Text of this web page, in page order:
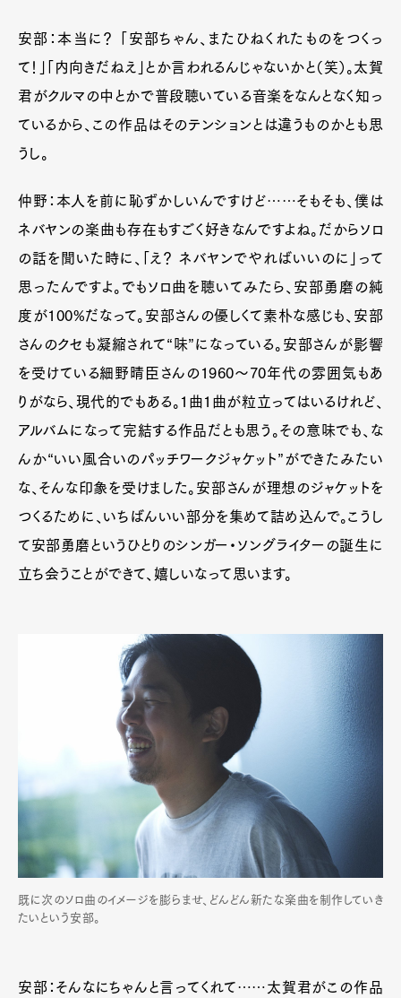
Contact
Pen Meet
安部：本当に？ 「安部ちゃん、またひねくれたものをつくっ
て！」「内向きだねえ」とか言われるんじゃないかと（笑）。太賀
君がクルマの中とかで普段聴いている音楽をなんとなく知っ
ているから、この作品はそのテンションとは違うものかとも思
うし。
仲野：本人を前に恥ずかしいんですけど……そもそも、僕は
ネバヤンの楽曲も存在もすごく好きなんですよね。だからソロ
の話を聞いた時に、「え？ ネバヤンでやればいいのに」って
思ったんですよ。でもソロ曲を聴いてみたら、 安部勇磨の純
度が100%だなって。安部さんの優しくて素朴な感じも、安部
さんのクセも凝縮されて“味”になっている。 安部さんが影響
を受けている細野晴臣さんの1960～70年代の雰囲気もあ
りがなら、現代的でもある。 1 曲1 曲が粒立ってはいるけれど、
アルバムになって完結する作品だとも思う。その意味でも、な
んか“いい風合いのパッチワークジャケット”ができたみたい
な、そんな印象を受けました。 安部さんが理想のジャケットを
つくるために、いちばんいい部分を集めて詰め込んで。こうし
て安部勇磨という ひとりのシンガー・ソングライターの誕生に
立ち会うことができて、嬉しいなって思います。
既に次のソロ曲のイメージを膨らませ、どんどん新たな楽曲を制作していき
たいという安部。
安部：そんなにちゃんと言ってくれて……太賀君がこの作品